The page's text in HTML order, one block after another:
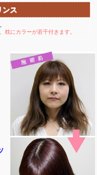
ンス
枕にカラーが若干付きます。